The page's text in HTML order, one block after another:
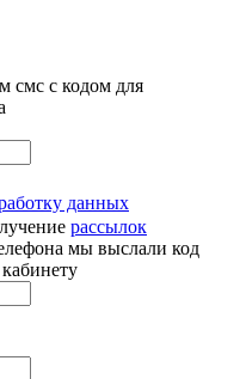
смс с кодом для
данных
рассылок
мы выслали код